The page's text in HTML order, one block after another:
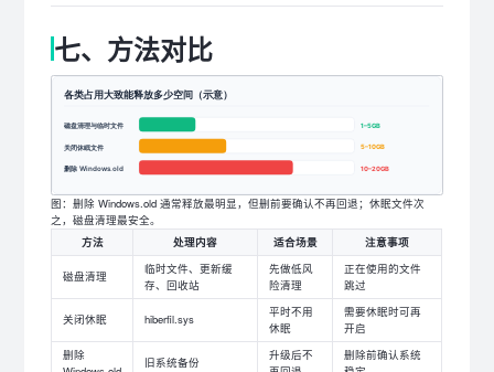
七、方法对比
图：删除 Windows.old 通常释放最明显，但删前要确认不再回退；休眠文件次
之，磁盘清理最安全。
方法
处理内容 适合场景 注意事项
磁盘清理
临时文件、更新缓
存、回收站
先做低风
险清理
正在使用的文件
跳过
关闭休眠 hiberfil.sys
平时不用
休眠
需要休眠时可再
开启
删除
旧系统备份
升级后不
删除前确认系统